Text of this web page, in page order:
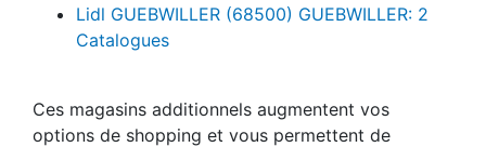
Lidl GUEBWILLER (68500) GUEBWILLER: 2
Catalogues
Ces magasins additionnels augmentent vos
options de shopping et vous permettent de